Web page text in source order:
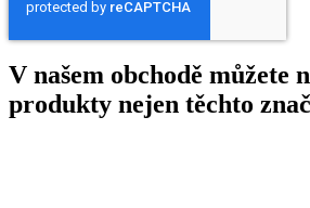
V našem obchodě můžete
produkty nejen těchto